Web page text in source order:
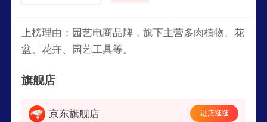
上榜理由：园艺电商品牌，旗下主营多肉植物、花
盆、花卉、园艺工具等。
旗舰店
京东旗舰店 进店逛逛